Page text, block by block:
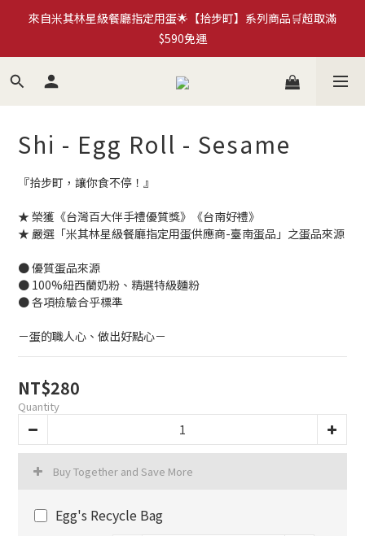
加入拾步町LINE好友💰現領現用官網優惠券$50
來自米其林星級餐廳指定用蛋🌟【拾步町】系列商品🛒超取滿
$590免運
臺南蛋品×HMM｜循環再生蛋殼筆計畫🍀永續蛋殼原子筆
加入拾步町LINE好友💰現領現用官網優惠券$50
Shi - Egg Roll - Sesame
『拾步町，讓你食不停！』
★ 榮獲《台灣百大伴手禮優質獎》《台南好禮》
★ 嚴選「米其林星級餐廳指定用蛋供應商-臺南蛋品」之蛋品來源
● 優質蛋品來源
● 100%紐西蘭奶粉、精選特級麵粉
● 各項檢驗合乎標準
－蛋的職人心、做出好點心－
NT$280
Quantity
Buy Together and Save More
Egg's Recycle Bag